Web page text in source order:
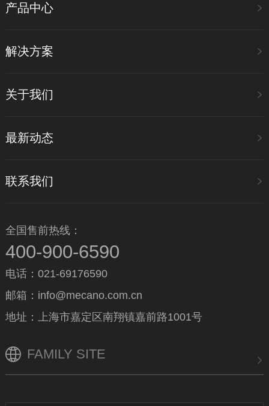
产品中心
解决方案
关于我们
最新动态
联系我们
全国售前热线：
400-900-6590
电话：021-69176590
邮箱：info@mecano.com.cn
地址：上海市嘉定区南翔镇嘉前路1001号
FAMILY SITE